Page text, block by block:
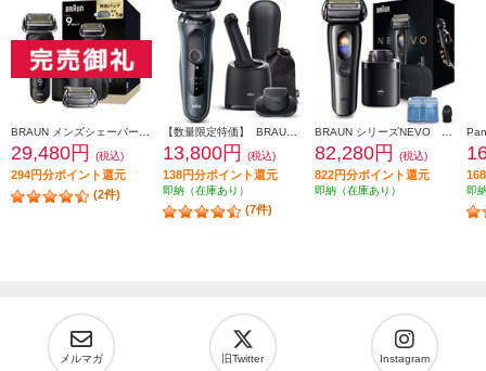
29,480円 (税込)
294円分ポイント還元
(2件)
13,800円 (税込)
138円分ポイント還元
即納（在庫あり）
(7件)
82,280円 (税込)
822円分ポイント還元
即納（在庫あり） 即
メルマガ 旧Twitter Instagram